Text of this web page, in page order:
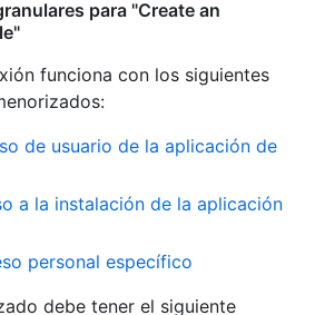
para "Create an
funciona con los siguientes
:
de usuario de la aplicación de
a la instalación de la aplicación
personal específico
debe tener el siguiente